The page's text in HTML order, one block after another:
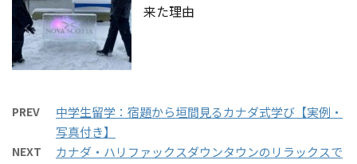
来た理由
PREV
中学生留学：宿題から垣間見るカナダ式学び【実例・
写真付き】
NEXT
カナダ・ハリファックスダウンタウンのリラックスで